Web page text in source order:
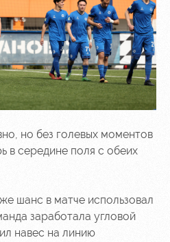
но без голевых моментов
в середине поля с обеих
шанс в матче использовал
заработала угловой
навес на линию